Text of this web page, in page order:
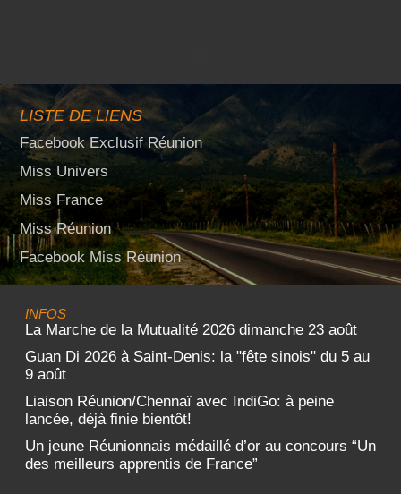
LISTE DE LIENS
Facebook Exclusif Réunion
Miss Univers
Miss France
Miss Réunion
Facebook Miss Réunion
INFOS
La Marche de la Mutualité 2026 dimanche 23 août
Guan Di 2026 à Saint-Denis: la "fête sinois" du 5 au
9 août
Liaison Réunion/Chennaï avec IndiGo: à peine
lancée, déjà finie bientôt!
Un jeune Réunionnais médaillé d’or au concours “Un
des meilleurs apprentis de France”